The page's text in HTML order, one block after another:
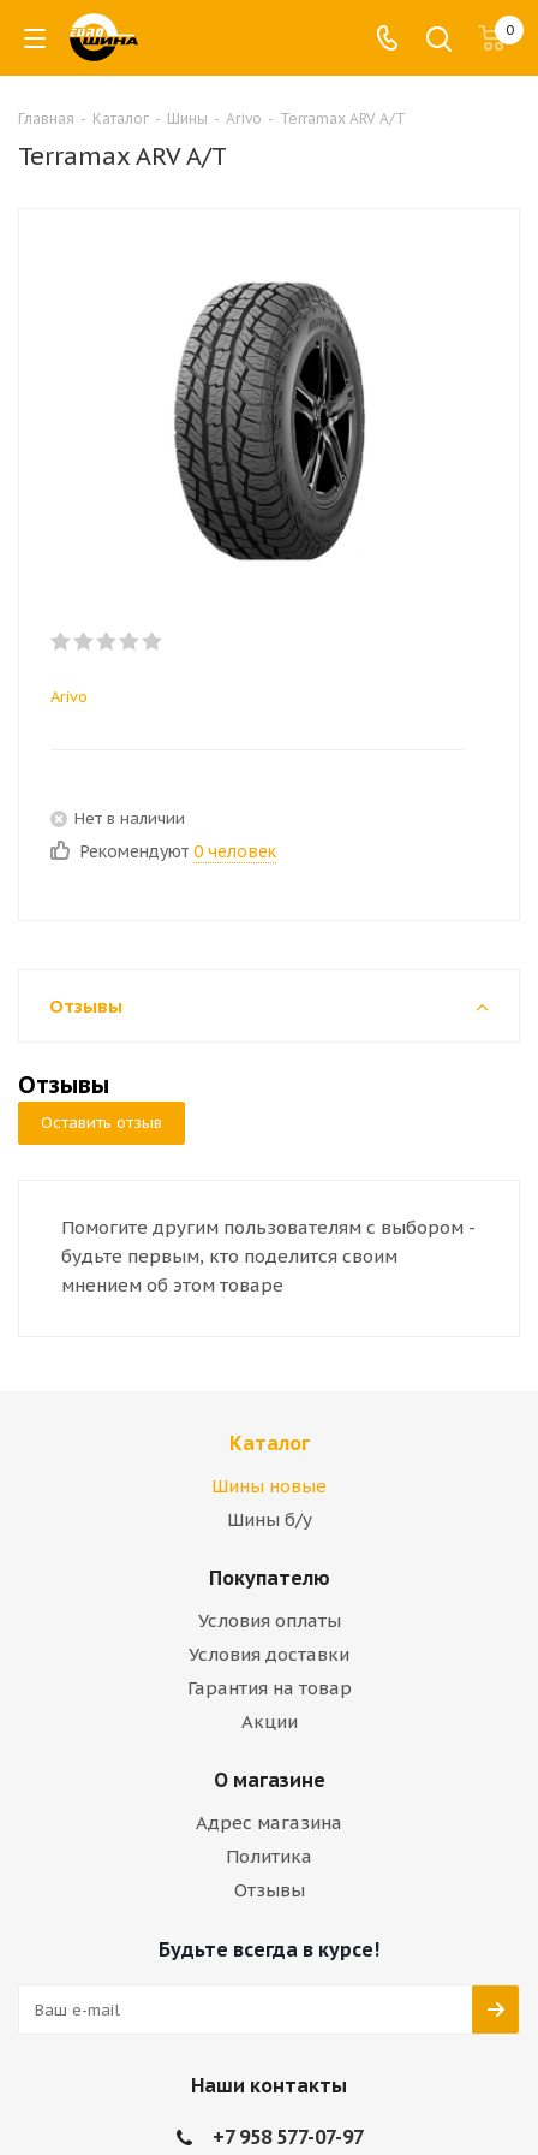
0
Главная - Каталог - Шины - Arivo - Terramax ARV A/T
Terramax ARV A/T
Arivo
Нет в наличии
Рекомендуют 0 человек
Отзывы
Отзывы
Оставить отзыв
Помогите другим пользователям с выбором -
будьте первым, кто поделится своим
мнением об этом товаре
Каталог
Шины новые
Шины б/у
Покупателю
Условия оплаты
Условия доставки
Гарантия на товар
Акции
О магазине
Адрес магазина
Политика
Отзывы
Будьте всегда в курсе!
Наши контакты
+7 958 577-07-97